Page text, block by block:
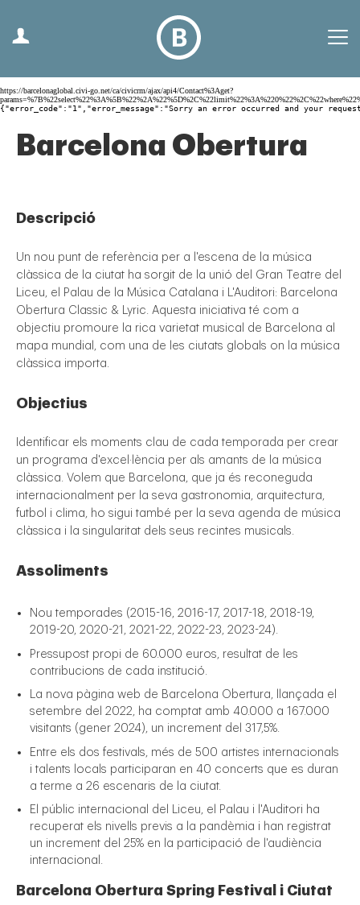
https://barcelonaglobal.civi-go.net/ca/civicrm/ajax/api4/Contact%3Aget?
{"error_code":"1","error_message":"Sorry an error occurred and your
Barcelona Obertura
Descripció
Un nou punt de referència per a l'escena de la música
clàssica de la ciutat ha sorgit de la unió del Gran Teatre del
Liceu, el Palau de la Música Catalana i L'Auditori: Barcelona
Obertura Classic & Lyric. Aquesta iniciativa té com a
objectiu promoure la rica varietat musical de Barcelona al
mapa mundial, com una de les ciutats globals on la música
clàssica importa.
Objectius
Identificar els moments clau de cada temporada per crear
un programa d'excel·lència per als amants de la música
clàssica. Volem que Barcelona, que ja és reconeguda
internacionalment per la seva gastronomia, arquitectura,
futbol i clima, ho sigui també per la seva agenda de música
clàssica i la singularitat dels seus recintes musicals.
Assoliments
Nou temporades (2015-16, 2016-17, 2017-18, 2018-19,
2019-20, 2020-21, 2021-22, 2022-23, 2023-24).
Pressupost propi de 60.000 euros, resultat de les
contribucions de cada institució.
La nova pàgina web de Barcelona Obertura, llançada el
setembre del 2022, ha comptat amb 40.000 a 167.000
visitants (gener 2024), un increment del 317,5%.
Entre els dos festivals, més de 500 artistes internacionals
i talents locals participaran en 40 concerts que es duran
a terme a 26 escenaris de la ciutat.
El públic internacional del Liceu, el Palau i l'Auditori ha
recuperat els nivells previs a la pandèmia i han registrat
un increment del 25% en la participació de l'audiència
internacional.
Barcelona Obertura Spring Festival i Ciutat